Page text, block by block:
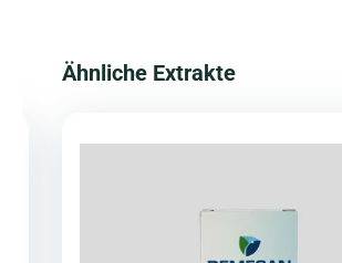
Produktgalerie überspringen
Ähnliche Extrakte